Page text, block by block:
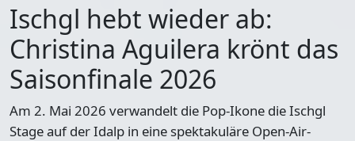
Ischgl hebt wieder ab:
Christina Aguilera krönt das
Saisonfinale 2026
Am 2. Mai 2026 verwandelt die Pop-Ikone die Ischgl
Stage auf der Idalp in eine spektakuläre Open-Air-